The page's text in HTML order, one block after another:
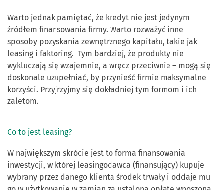
Warto jednak pamiętać, że kredyt nie jest jedynym
źródłem finansowania firmy. Warto rozważyć inne
sposoby pozyskania zewnętrznego kapitału, takie jak
leasing i faktoring. Tym bardziej, że produkty nie
wykluczają się wzajemnie, a wręcz przeciwnie – mogą się
doskonale uzupełniać, by przynieść firmie maksymalne
korzyści. Przyjrzyjmy się dokładniej tym formom i ich
zaletom.
Co to jest leasing?
W największym skrócie jest to forma finansowania
inwestycji, w której leasingodawca (finansujący) kupuje
wybrany przez danego klienta środek trwały i oddaje mu